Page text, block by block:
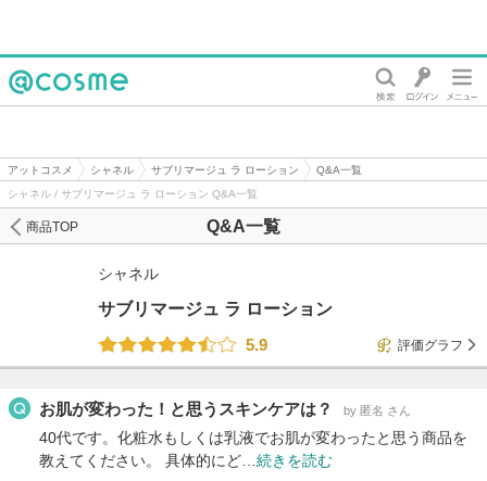
アットコスメ シャネル サブリマージュ ラ ローション
Q&A一覧
シャネル / サブリマージュ ラ ローション Q&A一覧
Q&A一覧
商品TOP
シャネル
サブリマージュ ラ ローション
5.9
評価グラフ
お肌が変わった！と思うスキンケアは？ by 匿名 さん
40代です。化粧水もしくは乳液でお肌が変わったと思う商品を
教えてください。 具体的にど… 続きを読む